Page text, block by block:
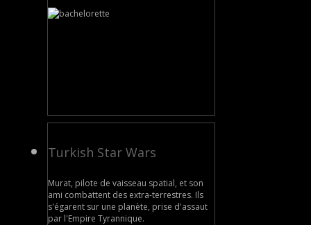
Turkish Star Wars
Murat, pilote de vaisseau spatial, et son
ami combattent des extra-terrestres. Ils
s'égarent sur une planète, prise d'assaut
par l'Empire Tyrannique.